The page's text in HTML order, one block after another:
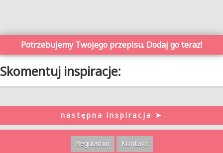
Potrzebujemy Twojego przepisu. Dodaj go teraz!
Skomentuj inspiracje:
następna inspiracja ➤
Regulamin Kontakt